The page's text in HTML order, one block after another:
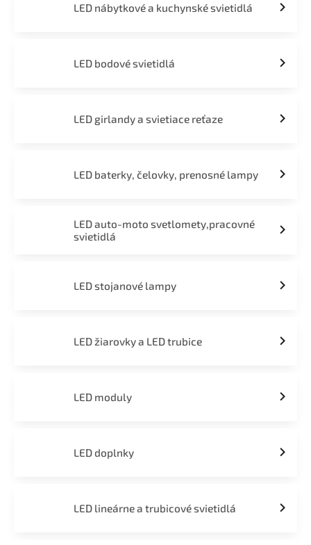
LED nábytkové a kuchynské svietidlá
LED bodové svietidlá
LED girlandy a svietiace reťaze
LED baterky, čelovky, prenosné lampy
LED auto-moto svetlomety,pracovné
svietidlá
LED stojanové lampy
LED žiarovky a LED trubice
LED moduly
LED doplnky
LED lineárne a trubicové svietidlá